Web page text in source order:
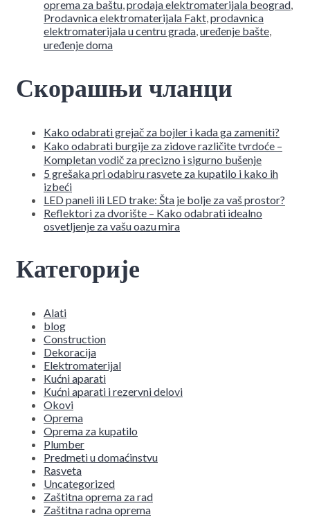
oprema za baštu,prodaja elektromaterijala beograd,
Prodavnica elektromaterijala Fakt,prodavnica
elektromaterijala u centru grada,uređenje bašte,
uređenje doma
Скорашњи чланци
Kako odabrati grejač za bojler i kada ga zameniti?
Kako odabrati burgije za zidove različite tvrdoće –
Kompletan vodič za precizno i sigurno bušenje
5 grešaka pri odabiru rasvete za kupatilo i kako ih
izbeći
LED paneli ili LED trake: Šta je bolje za vaš prostor?
Reflektori za dvorište – Kako odabrati idealno
osvetljenje za vašu oazu mira
Категорије
Alati
blog
Construction
Dekoracija
Elektromaterijal
Kućni aparati
Kućni aparati i rezervni delovi
Okovi
Oprema
Oprema za kupatilo
Plumber
Predmeti u domaćinstvu
Rasveta
Uncategorized
Zaštitna oprema za rad
Zaštitna radna oprema